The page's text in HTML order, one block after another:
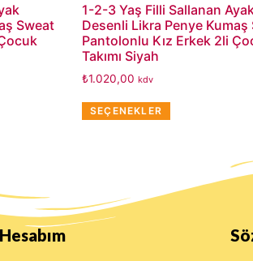
Sweat
1-2-3 Yaş Filli Sallanan
Desenli Likra Penye Kumaş
Pantolonlu Kız Erkek 2li
Takımı Siyah
₺1.020,00 kdv
SEÇENEKLER
Hesabım